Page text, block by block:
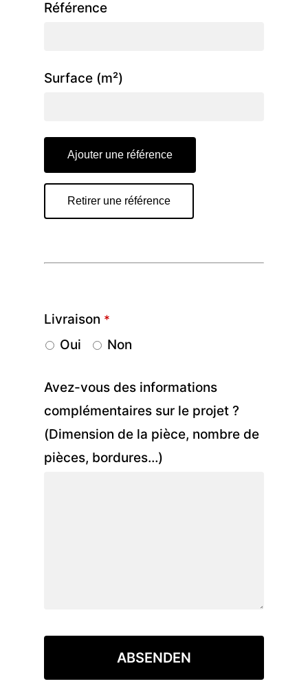
Référence
Surface (m²)
Ajouter une référence
Retirer une référence
Livraison *
Oui Non
Avez-vous des informations
complémentaires sur le projet ?
(Dimension de la pièce, nombre de
pièces, bordures…)
ABSENDEN